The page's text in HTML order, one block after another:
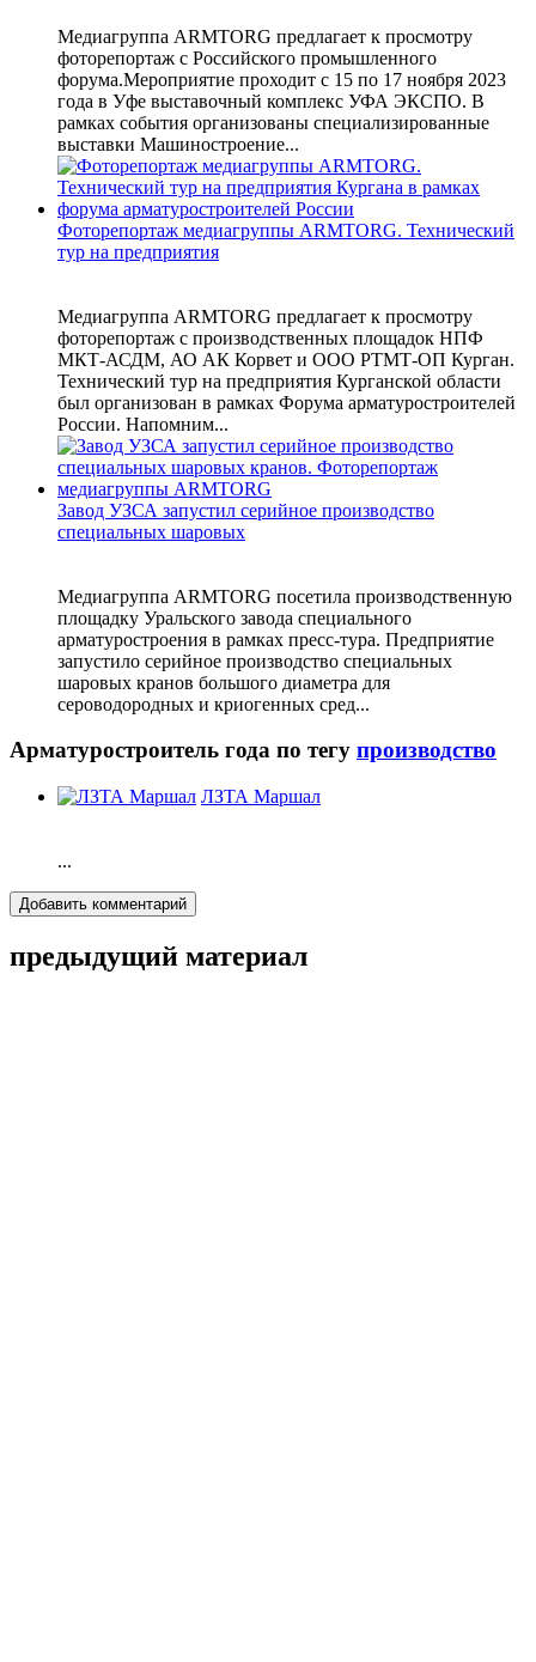
Медиагруппа ARMTORG предлагает к просмотру
фоторепортаж с Российского промышленного
форума.Мероприятие проходит с 15 по 17 ноября 2023
года в Уфе выставочный комплекс УФА ЭКСПО. В
рамках события организованы специализированные
выставки Машиностроение...
Фоторепортаж медиагруппы ARMTORG. Технический
тур на предприятия
Медиагруппа ARMTORG предлагает к просмотру
фоторепортаж с производственных площадок НПФ
МКТ-АСДМ, АО АК Корвет и ООО РТМТ-ОП Курган.
Технический тур на предприятия Курганской области
был организован в рамках Форума арматуростроителей
России. Напомним...
Завод УЗСА запустил серийное производство
специальных шаровых
Медиагруппа ARMTORG посетила производственную
площадку Уральского завода специального
арматуростроения в рамках пресс-тура. Предприятие
запустило серийное производство специальных
шаровых кранов большого диаметра для
сероводородных и криогенных сред...
Арматуростроитель года по тегу производство
ЛЗТА Маршал
...
Добавить комментарий
предыдущий материал